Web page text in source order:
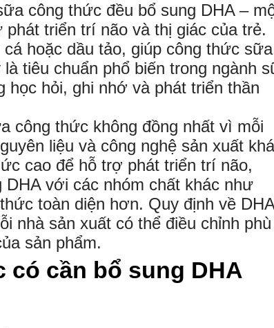
công thức đều bổ sung DHA –
triển trí não và thị giác của trẻ.
hoặc dầu tảo, giúp công thức sữa
tiêu chuẩn phổ biến trong ngành
học hỏi, ghi nhớ và phát triển thần
công thức không đồng nhất vì mỗi
liệu và công nghệ sản xuất
cao để hỗ trợ phát triển trí não,
với các nhóm chất khác như
toàn diện hơn. Quy định về DHA
nhà sản xuất có thể điều chỉnh phù
sản phẩm.
cần bổ sung DHA